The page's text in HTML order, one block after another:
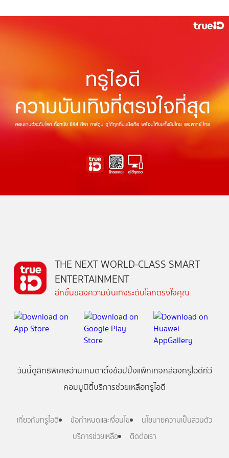
THE NEXT WORLD-CLASS SMART
ENTERTAINMENT
อีกขั้นของความบันเทิงระดับโลกตรงใจคุณ
วันนี้ดูสิทธิพิเศษอ่านเกมตาตั้งช้อปปิ้งแพ็กเกจกล่องทรูไอดีทีวี
คอมมูนิตี้บริการช่วยเหลือทรูไอดี
เกี่ยวกับทรูไอดี ข้อกำหนดและเงื่อนไข
นโยบายความเป็นส่วนตัว
บริการช่วยเหลือ
ติดต่อเรา